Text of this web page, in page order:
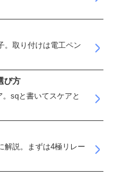
。取り付けは電工ペン
び方
sqと書いてスケアと
解説。まずは4極リレー